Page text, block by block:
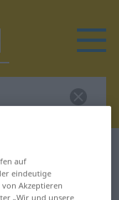
auf
eindeutige
Akzeptieren
„Wir und unsere